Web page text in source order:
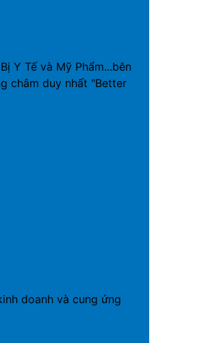
Y Tế và Mỹ Phẩm...bên
châm duy nhất "Better
doanh và cung ứng